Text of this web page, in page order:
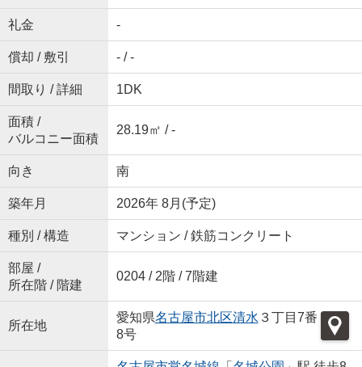
礼金 -
償却 / 敷引 - / -
間取り / 詳細 1DK
面積 /
バルコニー面積
28.19㎡ / -
向き 南
築年月 2026年 8月(予定)
種別 / 構造 マンション / 鉄筋コンクリート
部屋 /
所在階 / 階建
0204 / 2階 / 7階建
所在地
愛知県名古屋市北区清水 ３丁目7番
8号